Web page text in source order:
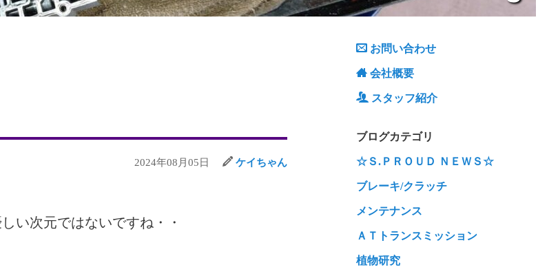
2024年08月05日 ケイちゃん
い次元ではないですね・・
お問い合わせ
会社概要
スタッフ紹介
ブログカテゴリ
☆Ｓ.ＰＲＯＵＤ ＮＥＷＳ☆
ブレーキ/クラッチ
メンテナンス
ＡＴトランスミッション
植物研究